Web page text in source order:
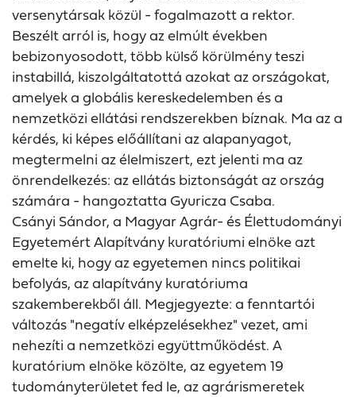
versenytársak közül - fogalmazott a rektor.
Beszélt arról is, hogy az elmúlt években
bebizonyosodott, több külső körülmény teszi
instabillá, kiszolgáltatottá azokat az országokat,
amelyek a globális kereskedelemben és a
nemzetközi ellátási rendszerekben bíznak. Ma az a
kérdés, ki képes előállítani az alapanyagot,
megtermelni az élelmiszert, ezt jelenti ma az
önrendelkezés: az ellátás biztonságát az ország
számára - hangoztatta Gyuricza Csaba.
Csányi Sándor, a Magyar Agrár- és Élettudományi
Egyetemért Alapítvány kuratóriumi elnöke azt
emelte ki, hogy az egyetemen nincs politikai
befolyás, az alapítvány kuratóriuma
szakemberekből áll. Megjegyezte: a fenntartói
változás "negatív elképzelésekhez" vezet, ami
nehezíti a nemzetközi együttműködést. A
kuratórium elnöke közölte, az egyetem 19
tudományterületet fed le, az agrárismeretek